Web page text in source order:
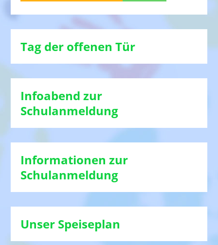
Tag der offenen Tür
Infoabend zur
Schulanmeldung
Informationen zur
Schulanmeldung
Unser Speiseplan